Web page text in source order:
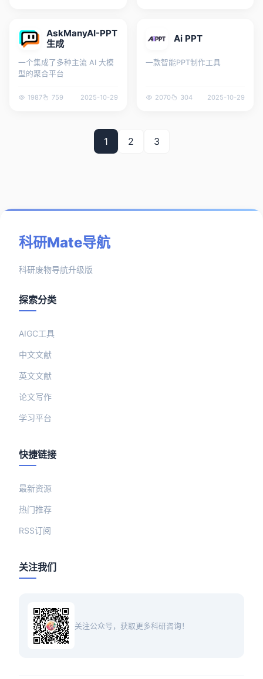
AskManyAI-PPT
生成
一个集成了多种主流 AI 大模
型的聚合平台
1987 759 2025-10-29
Ai PPT
一款智能PPT制作工具
2070 304 2025-10-29
1 2 3
科研Mate导航
科研废物导航升级版
探索分类
AIGC工具
中文文献
英文文献
论文写作
学习平台
快捷链接
最新资源
热门推荐
RSS订阅
关注我们
关注公众号，获取更多科研咨询！